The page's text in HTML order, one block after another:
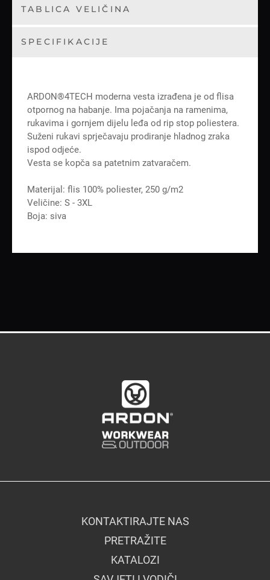
TABLICA VELIČINA
SPECIFIKACIJE
ARDON®4TECH moderna vesta izrađena je od flisa
otpornog na habanje. Ima pojačanja na ramenima,
rukavima i gornjem dijelu leđa od rip stop poliestera.
Suženi rukavi sprječavaju prodiranje hladnog zraka
ispod odjeće.
Vesta se kopča sa patetnim zatvaračem.
Materijal: flis 100% poliester, 250 g/m2
Veličine: S - 3XL
Boja: siva
KONTAKTIRAJTE NAS
PRETRAŽITE
KATALOZI